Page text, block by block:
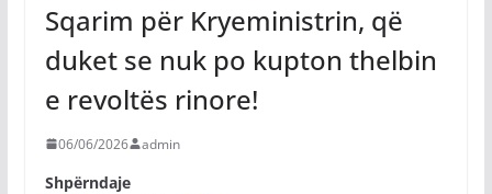
Sqarim për Kryeministrin, që
duket se nuk po kupton thelbin
e revoltës rinore!
06/06/2026 admin
Shpërndaje